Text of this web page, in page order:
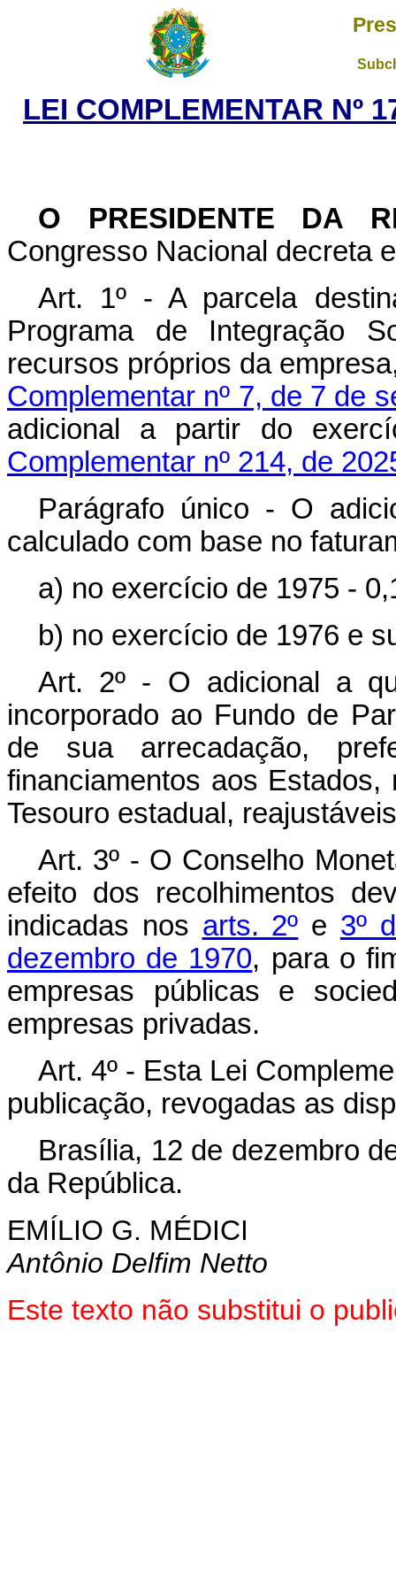
LEI COMPLEMENTAR Nº
O PRESIDENTE DA
Congresso Nacional decreta
Art. 1º - A parcela
Programa de Integração
recursos próprios da
Complementar nº 7, de 7 de
adicional a partir do
Complementar nº 214, de
Parágrafo único - O
calculado com base no
a) no exercício de 1975 -
b) no exercício de 1976 e
Art. 2º - O adicional a
incorporado ao Fundo de
de sua arrecadação,
financiamentos aos
Tesouro estadual,
Art. 3º - O Conselho
efeito dos recolhimentos
indicadas nos arts. 2º e 3º
dezembro de 1970, para o
empresas públicas e
empresas privadas.
Art. 4º - Esta Lei
publicação, revogadas as
Brasília, 12 de dezembro
da República.
EMÍLIO G. MÉDICI
Antônio Delfim Netto
Este texto não substitui o